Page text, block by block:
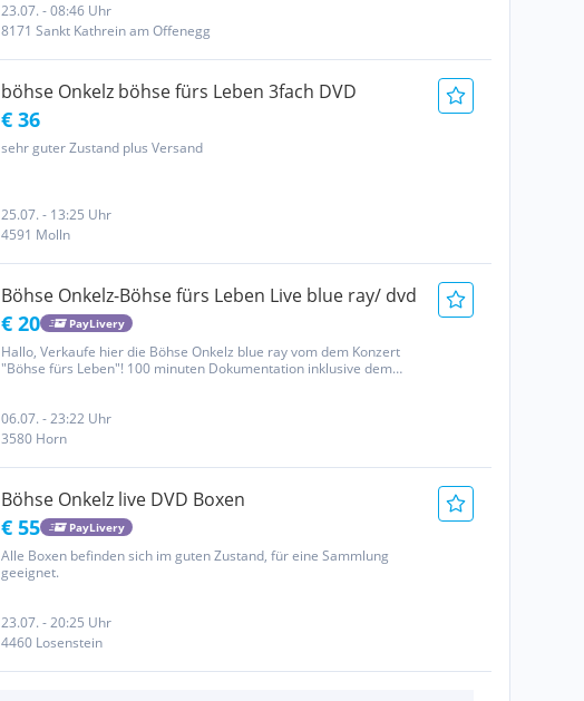
23.07. - 08:46 Uhr
8171 Sankt Kathrein am Offenegg
böhse Onkelz böhse fürs Leben 3fach DVD
€ 36
sehr guter Zustand plus Versand
25.07. - 13:25 Uhr
4591 Molln
Böhse Onkelz-Böhse fürs Leben Live blue ray/ dvd
€ 20 PayLivery
Hallo, Verkaufe hier die Böhse Onkelz blue ray vom dem Konzert
"Böhse fürs Leben"! 100 minuten Dokumentation inklusive dem
06.07. - 23:22 Uhr
3580 Horn
Böhse Onkelz live DVD Boxen
€ 55 PayLivery
Alle Boxen befinden sich im guten Zustand, für eine Sammlung
geeignet.
23.07. - 20:25 Uhr
4460 Losenstein